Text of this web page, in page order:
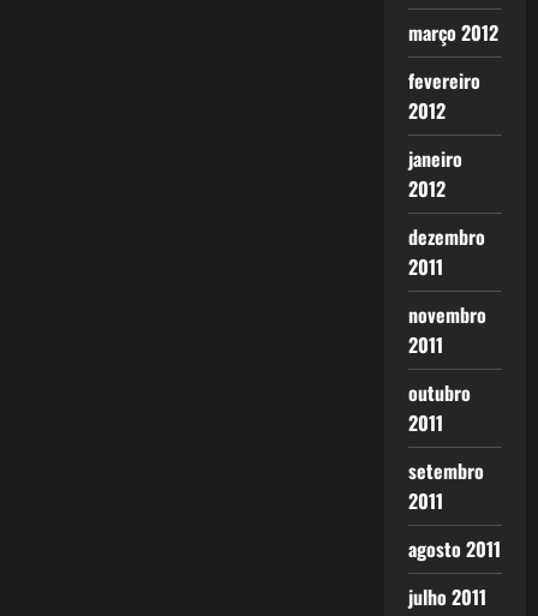
março 2012
fevereiro
2012
janeiro
2012
dezembro
2011
novembro
2011
outubro
2011
setembro
2011
agosto 2011
julho 2011